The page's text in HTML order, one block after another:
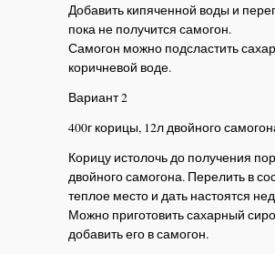
Добавить кипяченной воды и
пока не получится самогон.
Самогон можно подсластить
коричневой воде.
Вариант 2
400г корицы, 12л двойного
Корицу истолочь до получения
двойного самогона. Перелить в
теплое место и дать настоятся
Можно приготовить сахарный
добавить его в самогон.